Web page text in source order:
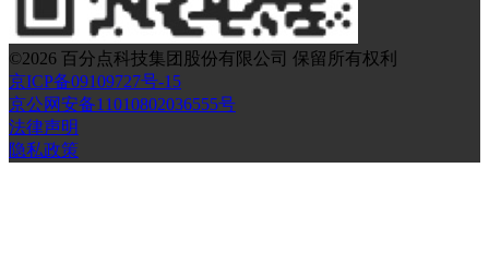
©2026 百分点科技集团股份有限公司 保留所有权利
京ICP备09109727号-15
京公网安备11010802036555号
法律声明
隐私政策